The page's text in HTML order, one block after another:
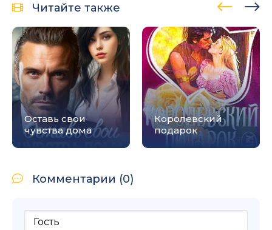
Читайте также
Оставь свои
чувства дома
Королевский
подарок
Комментарии (0)